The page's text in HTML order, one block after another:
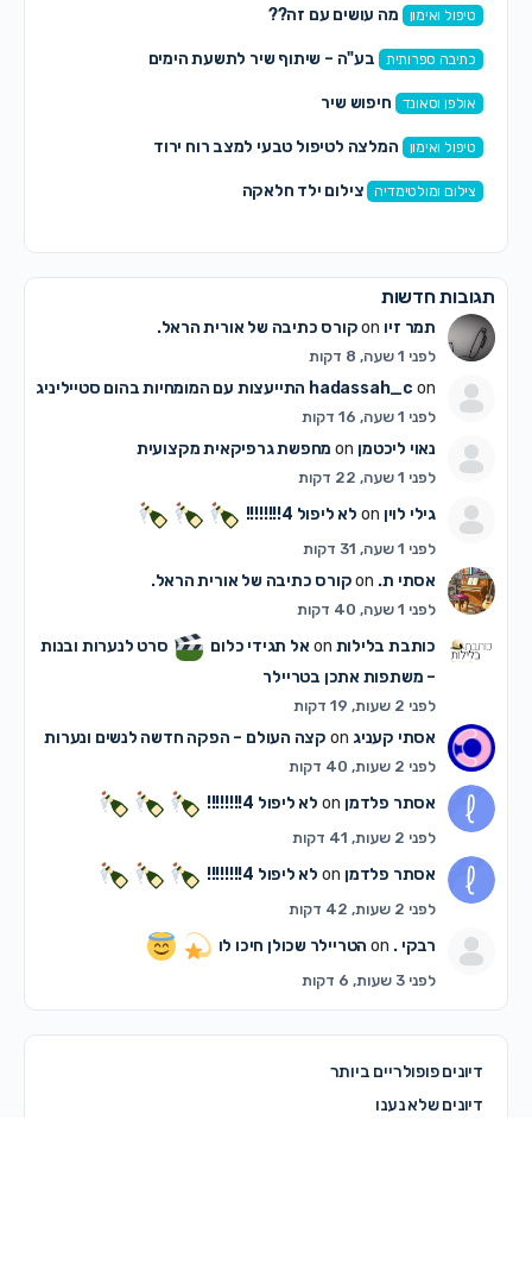
טיפול ואימון מה עושים עם זה??
כתיבה ספרותית בע"ה – שיתוף שיר לתשעת הימים
אולפן וסאונד חיפוש שיר
טיפול ואימון המלצה לטיפול טבעי למצב רוח ירוד
צילום ומולטימדיה צילום ילד חלאקה
תגובות חדשות
תמר זיוon קורס כתיבה של אורית הראל.
לפני 1 שעה, 8 דקות
hadassah_con התייעצות עם המומחיות בהום סטייליניג
לפני 1 שעה, 16 דקות
נאוי ליכטמןon מחפשת גרפיקאית מקצועית
לפני 1 שעה, 22 דקות
גילי לויןon לא ליפול 4!!!!!!!!
לפני 1 שעה, 31 דקות
אסתי ת.on קורס כתיבה של אורית הראל.
לפני 1 שעה, 40 דקות
כותבת בלילותon אל תגידי כלום
סרט לנערות ובנות
– משתפות אתכן בטריילר
לפני 2 שעות, 19 דקות
אסתי קעניגon קצה העולם – הפקה חדשה לנשים ונערות
לפני 2 שעות, 40 דקות
אסתר פלדמןon לא ליפול 4!!!!!!!!
לפני 2 שעות, 41 דקות
אסתר פלדמןon לא ליפול 4!!!!!!!!
לפני 2 שעות, 42 דקות
רבקי . on הטריילר שכולן חיכו לו
לפני 3 שעות, 6 דקות
דיונים פופולריים ביותר
דיונים שלא נענו